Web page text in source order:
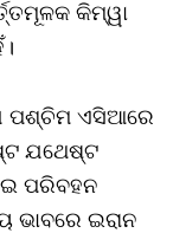
କିମ୍ୱା
ପଶ୍ଚିମ ଏସିଆରେ
ଯଥେଷ୍ଟ
ପରିବହନ
ଭାବରେ ଇରାନ